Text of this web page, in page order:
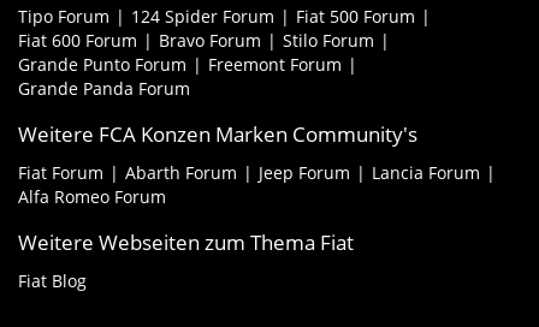
Tipo Forum 124 Spider Forum
Fiat 500 Forum
Fiat 600 Forum
Bravo Forum
Stilo Forum
Grande Punto Forum
Freemont Forum
Grande Panda Forum
Weitere FCA Konzen Marken Community's
Fiat Forum Abarth Forum Jeep Forum
Lancia Forum
Alfa Romeo Forum
Weitere Webseiten zum Thema Fiat
Fiat Blog